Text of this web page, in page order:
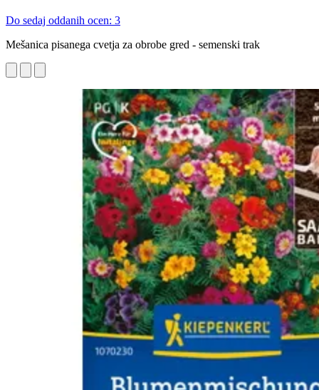
Do sedaj oddanih ocen: 3
Mešanica pisanega cvetja za obrobe gred - semenski trak